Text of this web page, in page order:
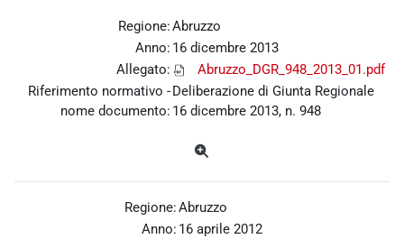
Regione:Abruzzo
Anno: 16 dicembre 2013
Allegato:
Abruzzo_DGR_948_2013_01.pdf
Riferimento normativo -
nome documento:
Deliberazione di Giunta Regionale
16 dicembre 2013, n. 948
Regione:Abruzzo
Anno: 16 aprile 2012